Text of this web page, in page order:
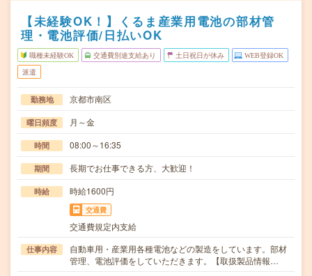
【未経験OK！】くるま産業用電池の部材管
理・電池評価/日払いOK
職種未経験OK 交通費別途支給あり 土日祝日が休み WEB登録OK
派遣
勤務地 京都市南区
曜日頻度 月～金
時間 08:00～16:35
期間 長期でお仕事できる方、大歓迎！
時給 時給1600円
交通費
交通費規定内支給
仕事内容
自動車用・産業用各種電池などの製造をしています。部材
管理、電池評価をしていただきます。【取扱製品情報…